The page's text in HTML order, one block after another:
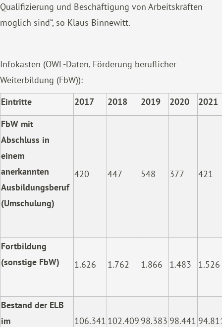
Qualifizierung und Beschäftigung von Arbeitskräften
möglich sind“, so Klaus Binnewitt.
Infokasten (OWL-Daten, Förderung beruflicher
Weiterbildung (FbW)):
Eintritte
2017 2018 2019 2020
2021
FbW mit
Abschluss in
einem
anerkannten
Ausbildungsberuf
(Umschulung)
420 447 548 377 421
Fortbildung
(sonstige FbW)
1.626 1.762 1.866 1.483 1.526
Bestand der ELB
im
106.341 102.409 98.383 98.441